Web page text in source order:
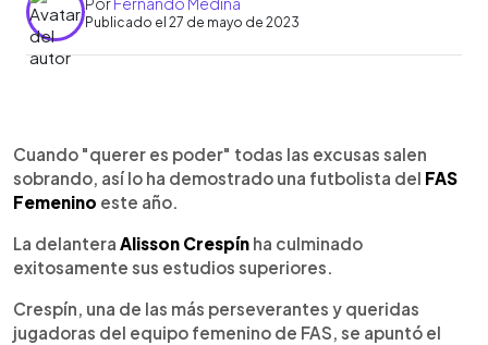
Publicado el 27 de mayo de 2023
► Escuchar artículo
Cuando "querer es poder" todas las excusas salen
sobrando, así lo ha demostrado una futbolista del FAS
Femenino este año.
La delantera Alisson Crespín ha culminado
exitosamente sus estudios superiores.
Crespín, una de las más perseverantes y queridas
jugadoras del equipo femenino de FAS, se apuntó el